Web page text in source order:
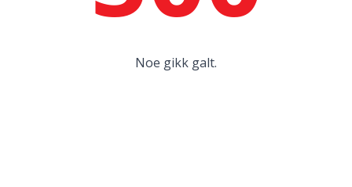
Noe gikk galt.